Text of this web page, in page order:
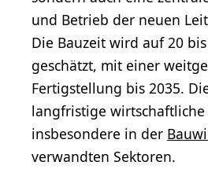
und Betrieb der neuen
Die Bauzeit wird auf 20 bis
geschätzt, mit einer
Fertigstellung bis 2035.
langfristige
insbesondere in der
verwandten Sektoren.